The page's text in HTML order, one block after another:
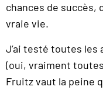
chances de succès,
vraie vie.
J’ai testé toutes les
(oui, vraiment
Fruitz vaut la peine